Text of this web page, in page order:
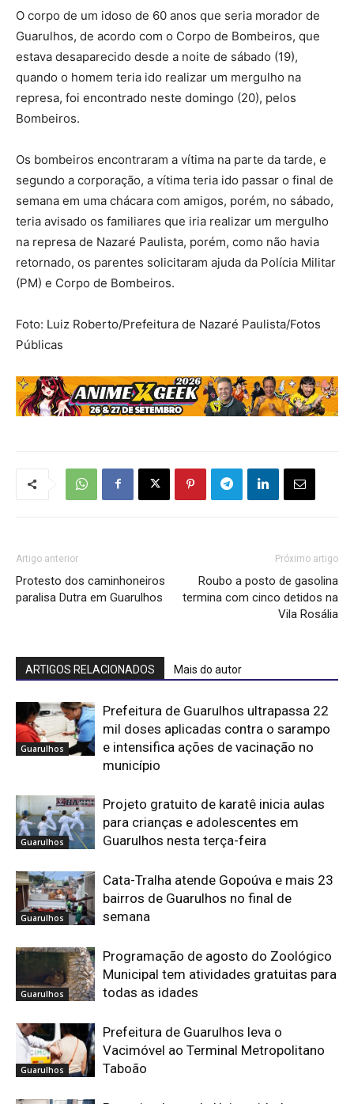
O corpo de um idoso de 60 anos que seria morador de
Guarulhos, de acordo com o Corpo de Bombeiros, que
estava desaparecido desde a noite de sábado (19),
quando o homem teria ido realizar um mergulho na
represa, foi encontrado neste domingo (20), pelos
Bombeiros.
Os bombeiros encontraram a vítima na parte da tarde, e
segundo a corporação, a vítima teria ido passar o final de
semana em uma chácara com amigos, porém, no sábado,
teria avisado os familiares que iria realizar um mergulho
na represa de Nazaré Paulista, porém, como não havia
retornado, os parentes solicitaram ajuda da Polícia Militar
(PM) e Corpo de Bombeiros.
Foto: Luiz Roberto/Prefeitura de Nazaré Paulista/Fotos
Públicas
Artigo anterior
Protesto dos caminhoneiros
paralisa Dutra em Guarulhos
Próximo artigo
Roubo a posto de gasolina
termina com cinco detidos na
Vila Rosália
ARTIGOS RELACIONADOS Mais do autor
Guarulhos
Prefeitura de Guarulhos ultrapassa 22
mil doses aplicadas contra o sarampo
e intensifica ações de vacinação no
município
Guarulhos
Projeto gratuito de karatê inicia aulas
para crianças e adolescentes em
Guarulhos nesta terça-feira
Guarulhos
Cata-Tralha atende Gopoúva e mais 23
bairros de Guarulhos no final de
semana
Guarulhos
Programação de agosto do Zoológico
Municipal tem atividades gratuitas para
todas as idades
Guarulhos
Prefeitura de Guarulhos leva o
Vacimóvel ao Terminal Metropolitano
Taboão